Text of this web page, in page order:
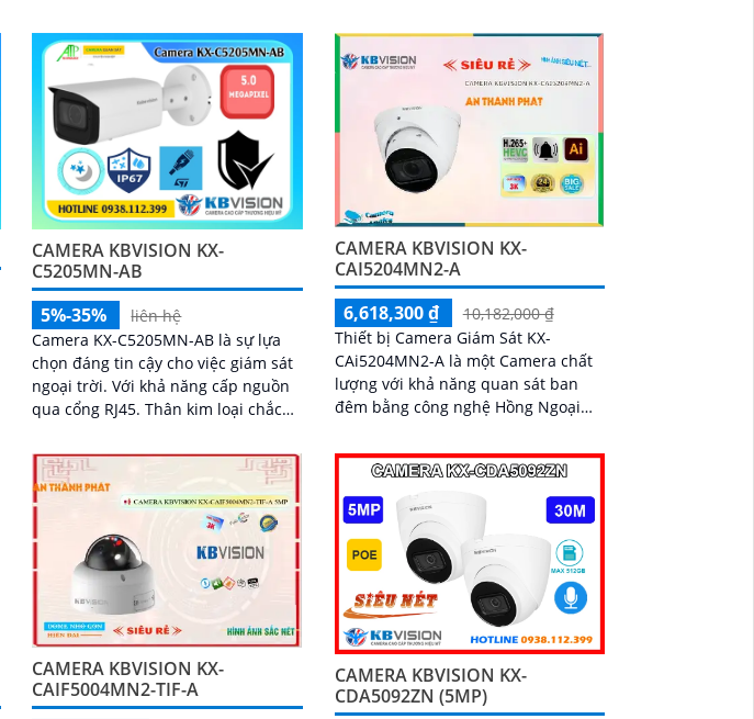
Công nghệ...
CAMERA KBVISION KX-
C5205MN-AB
5%-35%
liên hệ
Camera KX-C5205MN-AB là sự lựa
chọn đáng tin cậy cho việc giám sát
ngoại trời. Với khả năng cấp nguồn
qua cổng RJ45. Thân kim loại chắc
Với độ phân giải 5
CAMERA KBVISION KX-
CAI5204MN2-A
6,618,300 ₫
10,182,000 ₫
Thiết bị Camera Giám Sát KX-
CAi5204MN2-A là một Camera chất
lượng với khả năng quan sát ban
đêm bằng công nghệ Hồng Ngoại
ban đêm tốt nhất được đảm bảo với
công nghệ hình ảnh sắc nét Ultra 4k
lite của hãng IP POE
CAMERA KBVISION KX-
CAIF5004MN2-TIF-A
CAMERA KBVISION KX-
CDA5092ZN (5MP)